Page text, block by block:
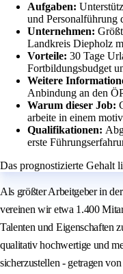
Aufgaben:
und Personalführung
Unternehmen:
Landkreis Diepholz
Vorteile: 30 Tage
Fortbildungsbudget
Weitere
Anbindung an den
Warum dieser Job:
arbeite in einem
Qualifikationen:
erste
Das prognostizierte Gehalt
Als größter Arbeitgeber in
vereinen wir etwa 1.400
Talenten und Eigenschaften
qualitativ hochwertige und
sicherzustellen - getragen